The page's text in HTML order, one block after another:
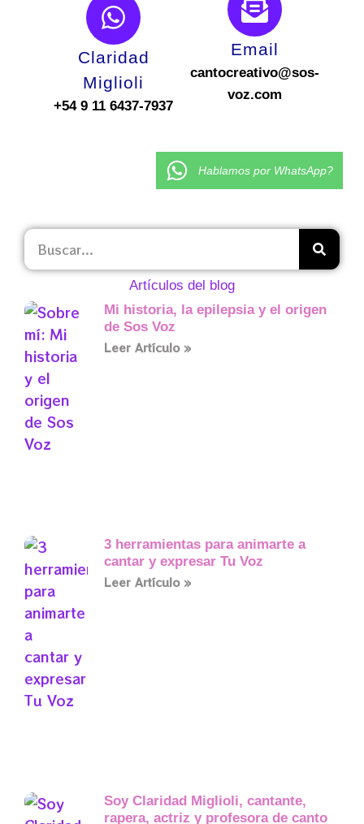
Claridad
Miglioli
+54 9 11 6437-7937
Email
cantocreativo@sos-
voz.com
Artículos del blog
Mi historia, la epilepsia y el origen
de Sos Voz
Leer Artículo »
3 herramientas para animarte a
cantar y expresar Tu Voz
Leer Artículo »
Soy Claridad Miglioli, cantante,
rapera, actriz y profesora de canto
Hablamos por WhatsApp?